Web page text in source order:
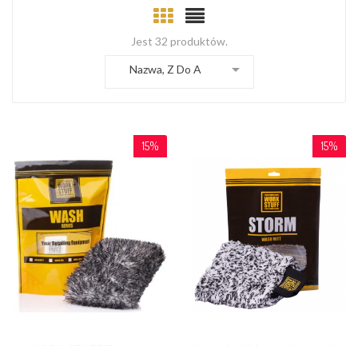
Jest 32 produktów.
Nazwa, Z Do A 
15% 15%